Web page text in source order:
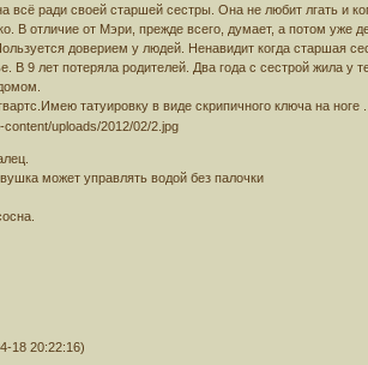
всё ради своей старшей сестры. Она не любит лгать и
В отличие от Мэри, прежде всего, думает, а потом уже
доверием у людей. Ненавидит когда старшая
В 9 лет потеряла родителей. Два года с сестрой жила у
татуировку в виде скрипичного ключа на ноге .
может управлять водой без палочки
18 20:22:16)